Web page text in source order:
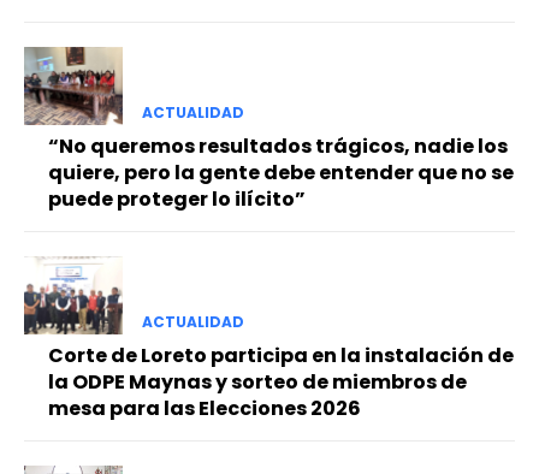
ACTUALIDAD
“No queremos resultados trágicos, nadie los
quiere, pero la gente debe entender que no se
puede proteger lo ilícito”
ACTUALIDAD
Corte de Loreto participa en la instalación de
la ODPE Maynas y sorteo de miembros de
mesa para las Elecciones 2026